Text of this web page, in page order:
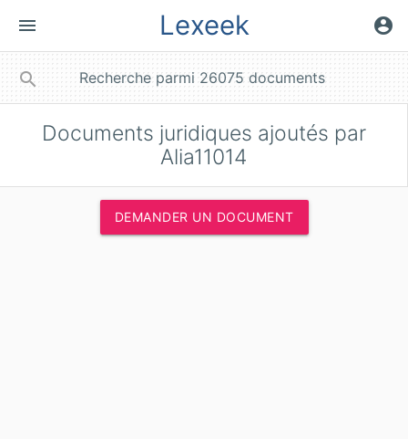
menu Lexeek account_circle
search
Documents juridiques ajoutés par
Alia11014
DEMANDER UN DOCUMENT